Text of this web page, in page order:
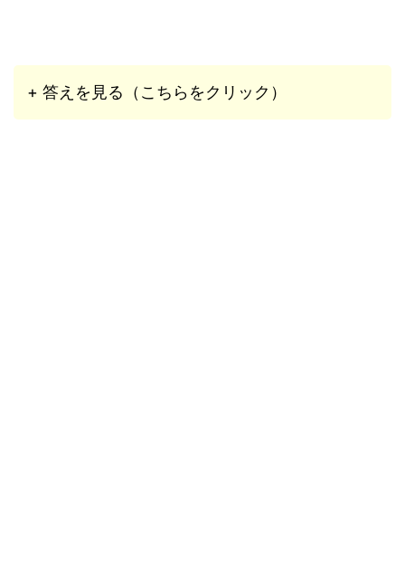
+ 答えを見る（こちらをクリック）